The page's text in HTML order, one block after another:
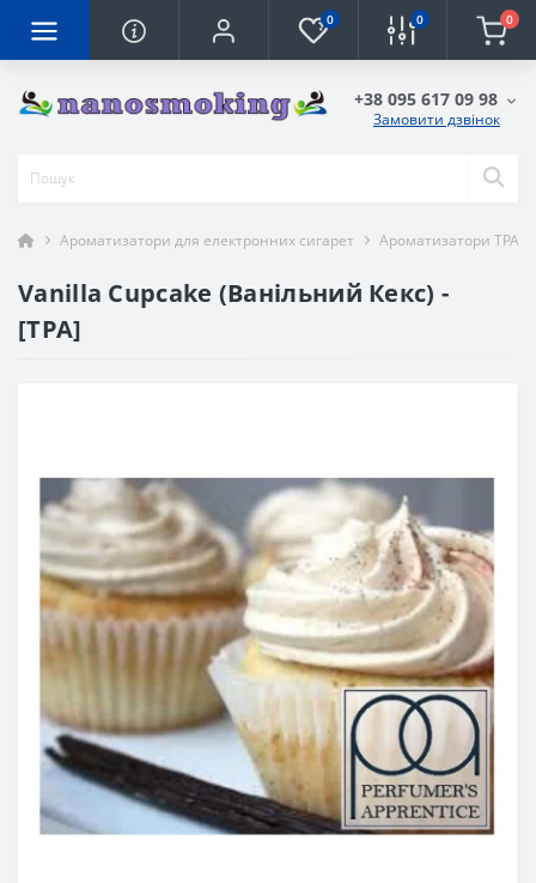
0 0 0
+38 095 617 09 98
Замовити дзвінок
Ароматизатори для електронних сигарет Ароматизатори TPA
Vanilla Cupcake (Ванільний Кекс) -
[TPA]